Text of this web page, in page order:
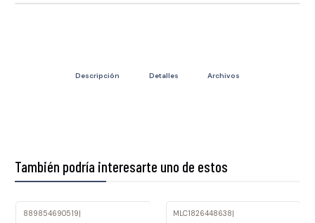
Descripción Detalles Archivos
También podría interesarte uno de estos
889854690519| MLC1826448638|